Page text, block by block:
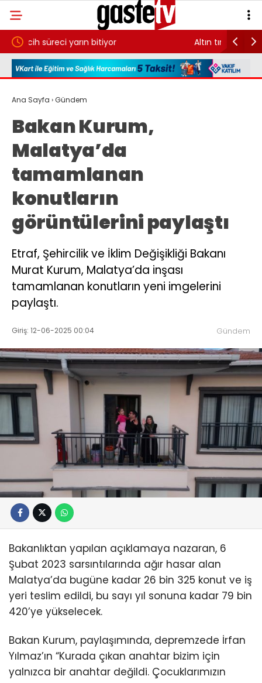
Altın tırmanışa geçti
Ana Sayfa ›Gündem
Bakan Kurum,
Malatya’da
tamamlanan
konutların
görüntülerini paylaştı
Etraf, Şehircilik ve İklim Değişikliği Bakanı
Murat Kurum, Malatya’da inşası
tamamlanan konutların yeni imgelerini
paylaştı.
Giriş: 12-06-2025 00:04 Gündem
Bakanlıktan yapılan açıklamaya nazaran, 6
Şubat 2023 sarsıntılarında ağır hasar alan
Malatya’da bugüne kadar 26 bin 325 konut ve iş
yeri teslim edildi, bu sayı yıl sonuna kadar 79 bin
420’ye yükselecek.
Bakan Kurum, paylaşımında, depremzede İrfan
Yılmaz’ın “Kurada çıkan anahtar bizim için
yalnızca bir anahtar değildi. Çocuklarımızın